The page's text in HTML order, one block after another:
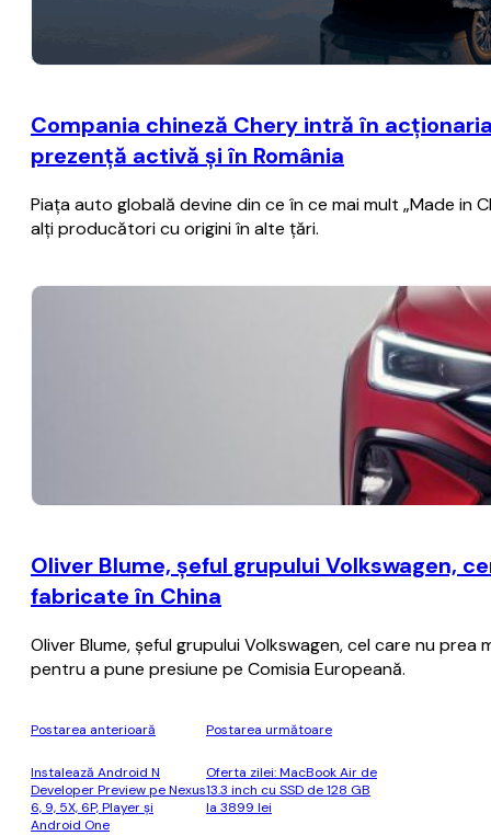
Compania chineză Chery intră în
prezenţă activă şi în România
Piaţa auto globală devine din ce în ce mai mult „Made in
alţi producători cu origini în alte ţări.
Oliver Blume, şeful grupului Volkswagen,
fabricate în China
Oliver Blume, şeful grupului Volkswagen, cel care nu
pentru a pune presiune pe Comisia Europeană.
Postarea anterioară
Instalează Android N
Developer Preview pe Nexus
6, 9, 5X, 6P, Player și
Android One
Postarea următoare
Oferta zilei: MacBook Air de
13.3 inch cu SSD de 128 GB
la 3899 lei